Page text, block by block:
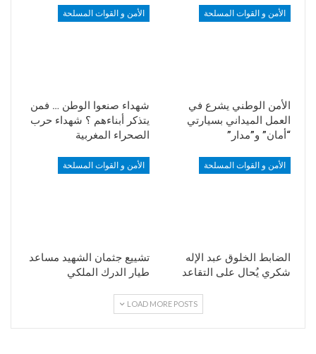
الأمن و القوات المسلحة
الأمن الوطني يشرع في
العمل الميداني بسيارتي
“أمان” و”مدار”
الأمن و القوات المسلحة
شهداء صنعوا الوطن … فمن
يتذكر أبناءهم ؟ شهداء حرب
الصحراء المغربية
الأمن و القوات المسلحة
الضابط الخلوق عبد الإله
شكري يُحال على التقاعد
الأمن و القوات المسلحة
تشييع جثمان الشهيد مساعد
طيار الدرك الملكي
LOAD MORE POSTS